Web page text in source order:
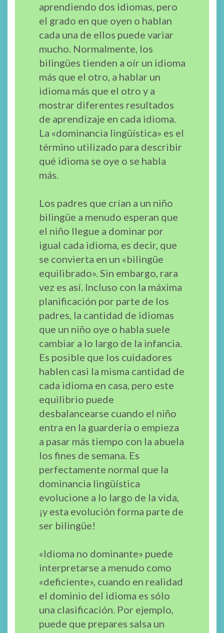
aprendiendo dos idiomas, pero
el grado en que oyen o hablan
cada una de ellos puede variar
mucho. Normalmente, los
bilingües tienden a oír un idioma
más que el otro, a hablar un
idioma más que el otro y a
mostrar diferentes resultados
de aprendizaje en cada idioma.
La «dominancia lingüística» es el
término utilizado para describir
qué idioma se oye o se habla
más.
Los padres que crían a un niño
bilingüe a menudo esperan que
el niño llegue a dominar por
igual cada idioma, es decir, que
se convierta en un «bilingüe
equilibrado». Sin embargo, rara
vez es así. Incluso con la máxima
planificación por parte de los
padres, la cantidad de idiomas
que un niño oye o habla suele
cambiar a lo largo de la infancia.
Es posible que los cuidadores
hablen casi la misma cantidad de
cada idioma en casa, pero este
equilibrio puede
desbalancearse cuando el niño
entra en la guardería o empieza
a pasar más tiempo con la abuela
los fines de semana. Es
perfectamente normal que la
dominancia lingüística
evolucione a lo largo de la vida,
¡y esta evolución forma parte de
ser bilingüe!
«Idioma no dominante» puede
interpretarse a menudo como
«deficiente», cuando en realidad
el dominio del idioma es sólo
una clasificación. Por ejemplo,
puede que prepares salsa un